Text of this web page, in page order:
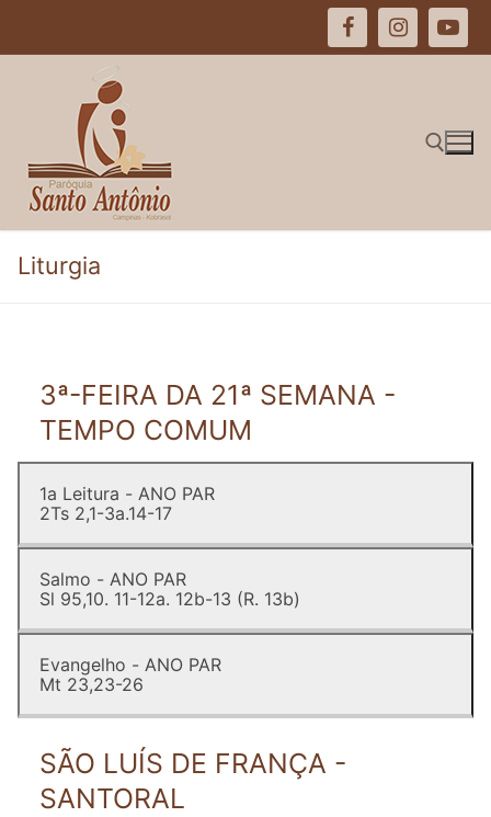
Pesquisar por:
Liturgia
3ª-FEIRA DA 21ª SEMANA -
TEMPO COMUM
1a Leitura - ANO PAR
2Ts 2,1-3a.14-17
Salmo - ANO PAR
Sl 95,10. 11-12a. 12b-13 (R. 13b)
Evangelho - ANO PAR
Mt 23,23-26
SÃO LUÍS DE FRANÇA -
SANTORAL